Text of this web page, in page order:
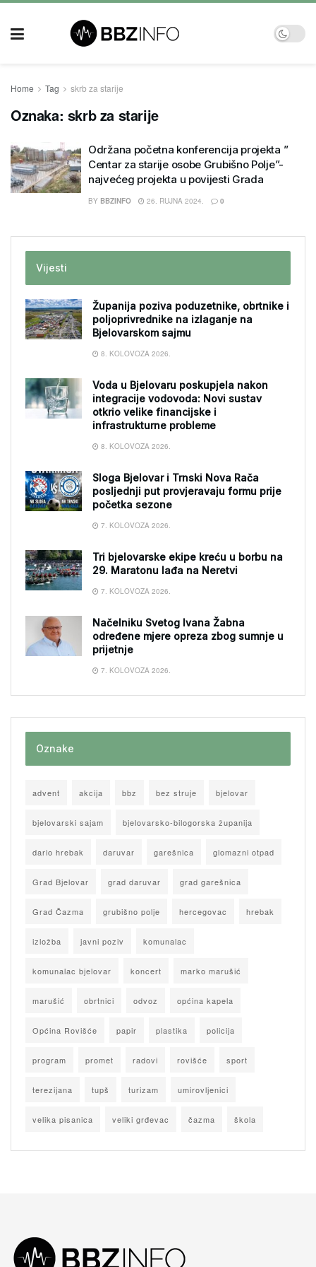
Home Tag skrb za starije
Oznaka: skrb za starije
Održana početna konferencija projekta ”
Centar za starije osobe Grubišno Polje”-
najvećeg projekta u povijesti Grada
BY BBZINFO 26. RUJNA 2024. 0
Vijesti
Županija poziva poduzetnike, obrtnike i
poljoprivrednike na izlaganje na
Bjelovarskom sajmu
8. KOLOVOZA 2026.
Voda u Bjelovaru poskupjela nakon
integracije vodovoda: Novi sustav
otkrio velike financijske i
infrastrukturne probleme
8. KOLOVOZA 2026.
Sloga Bjelovar i Trnski Nova Rača
posljednji put provjeravaju formu prije
početka sezone
7. KOLOVOZA 2026.
Tri bjelovarske ekipe kreću u borbu na
29. Maratonu lađa na Neretvi
7. KOLOVOZA 2026.
Načelniku Svetog Ivana Žabna
određene mjere opreza zbog sumnje u
prijetnje
7. KOLOVOZA 2026.
Oznake
advent akcija bbz bez struje bjelovar
bjelovarski sajam bjelovarsko-bilogorska županija
dario hrebak daruvar garešnica glomazni otpad
Grad Bjelovar grad daruvar grad garešnica
Grad Čazma grubišno polje hercegovac hrebak
izložba javni poziv komunalac
komunalac bjelovar koncert marko marušić
marušić obrtnici odvoz općina kapela
Općina Rovišće papir plastika policija
program promet radovi rovišće sport
terezijana tupš turizam umirovljenici
velika pisanica veliki grđevac čazma škola